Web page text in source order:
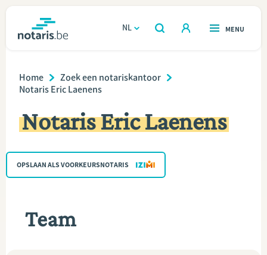
inhoud
NL
OPEN
ZOEKEN
OPEN
MENU
Wonen
Relatie & samenleven
Ondernemen
Over de notaris
VIND EEN NOTARIS
Breadcrumb
Home
Zoek een notariskantoor
Notaris Eric Laenens
Notaris Eric Laenens
OPSLAAN ALS VOORKEURSNOTARIS
Team